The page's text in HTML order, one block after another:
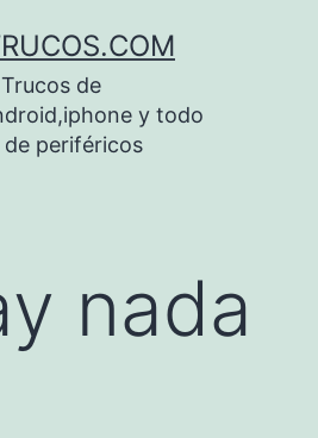
Trucos de
y todo
periféricos
nada